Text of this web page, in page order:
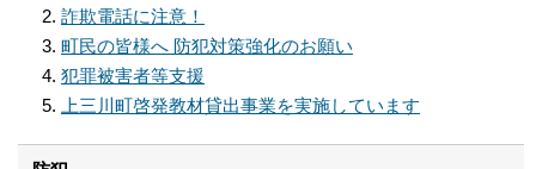
詐欺電話に注意！
町民の皆様へ 防犯対策強化のお願い
犯罪被害者等支援
上三川町啓発教材貸出事業を実施しています